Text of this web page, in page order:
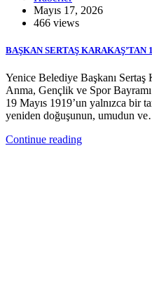
Mayıs 17, 2026
466 views
BAŞKAN SERTAŞ KARAKAŞ’TAN
Yenice Belediye Başkanı Sertaş
Anma, Gençlik ve Spor Bayramı
19 Mayıs 1919’un yalnızca bir
yeniden doğuşunun, umudun
Continue reading